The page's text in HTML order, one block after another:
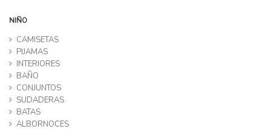
NIÑO
CAMISETAS
PIJAMAS
INTERIORES
BAÑO
CONJUNTOS
SUDADERAS
BATAS
ALBORNOCES